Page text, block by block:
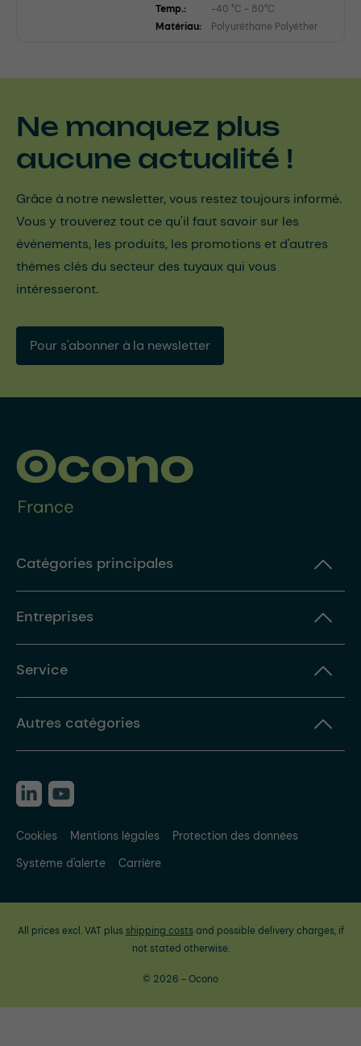
Temp.:
-40 °C - 80°C
Matériau:
Polyuréthane Polyéther
Ne manquez plus
aucune actualité !
Grâce à notre newsletter, vous restez toujours informé.
Vous y trouverez tout ce qu'il faut savoir sur les
événements, les produits, les promotions et d'autres
thèmes clés du secteur des tuyaux qui vous
intéresseront.
Pour s'abonner à la newsletter
Catégories principales
Entreprises
Service
Autres catégories
Cookies Mentions légales
Protection des données
Système d'alerte
Carrière
All prices excl. VAT plus shipping costsand possible delivery charges, if
not stated otherwise.
© 2026 - Ocono